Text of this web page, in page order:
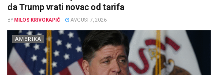
da Trump vrati novac od tarifa
BY MILOS KRIVOKAPIĆ AVGUST 7, 2026
AMERIKA